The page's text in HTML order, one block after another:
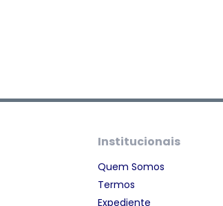
Institucionais
Quem Somos
Termos
Expediente